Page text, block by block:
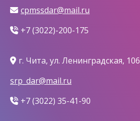
cpmssdar@mail.ru
+7 (3022)-200-175
г. Чита, ул. Ленинградская, 106
srp_dar@mail.ru
+7 (3022) 35-41-90